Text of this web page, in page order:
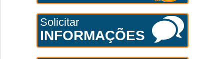
Solicitar
INFORMAÇÕES